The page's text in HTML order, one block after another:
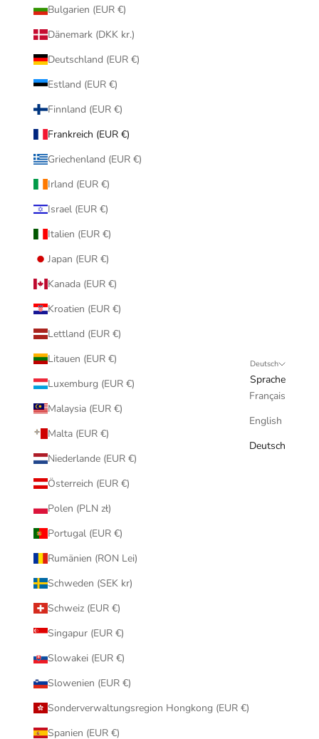
Bulgarien (EUR €)
Dänemark (DKK kr.)
Deutschland (EUR €)
Estland (EUR €)
Finnland (EUR €)
Frankreich (EUR €)
Griechenland (EUR €)
Irland (EUR €)
Israel (EUR €)
Italien (EUR €)
Japan (EUR €)
Kanada (EUR €)
Kroatien (EUR €)
Lettland (EUR €)
Litauen (EUR €)
Luxemburg (EUR €)
Malaysia (EUR €)
Malta (EUR €)
Niederlande (EUR €)
Österreich (EUR €)
Polen (PLN zł)
Portugal (EUR €)
Rumänien (RON Lei)
Schweden (SEK kr)
Schweiz (EUR €)
Singapur (EUR €)
Slowakei (EUR €)
Slowenien (EUR €)
Sonderverwaltungsregion Hongkong (EUR €)
Spanien (EUR €)
Deutsch
Sprache
Français
English
Deutsch